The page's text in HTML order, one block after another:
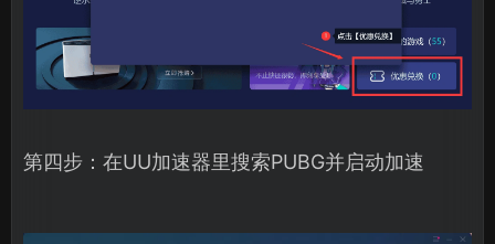
第四步：在UU加速器里搜索PUBG并启动加速